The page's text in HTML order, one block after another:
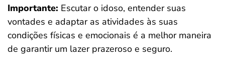
Importante: Escutar o idoso, entender suas
vontades e adaptar as atividades às suas
condições físicas e emocionais é a melhor maneira
de garantir um lazer prazeroso e seguro.